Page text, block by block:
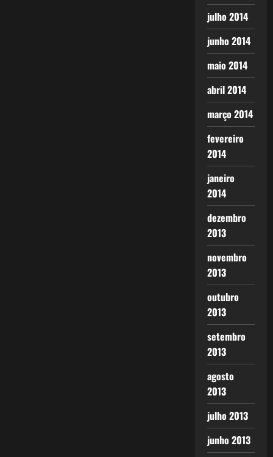
julho 2014
junho 2014
maio 2014
abril 2014
março 2014
fevereiro
2014
janeiro
2014
dezembro
2013
novembro
2013
outubro
2013
setembro
2013
agosto
2013
julho 2013
junho 2013